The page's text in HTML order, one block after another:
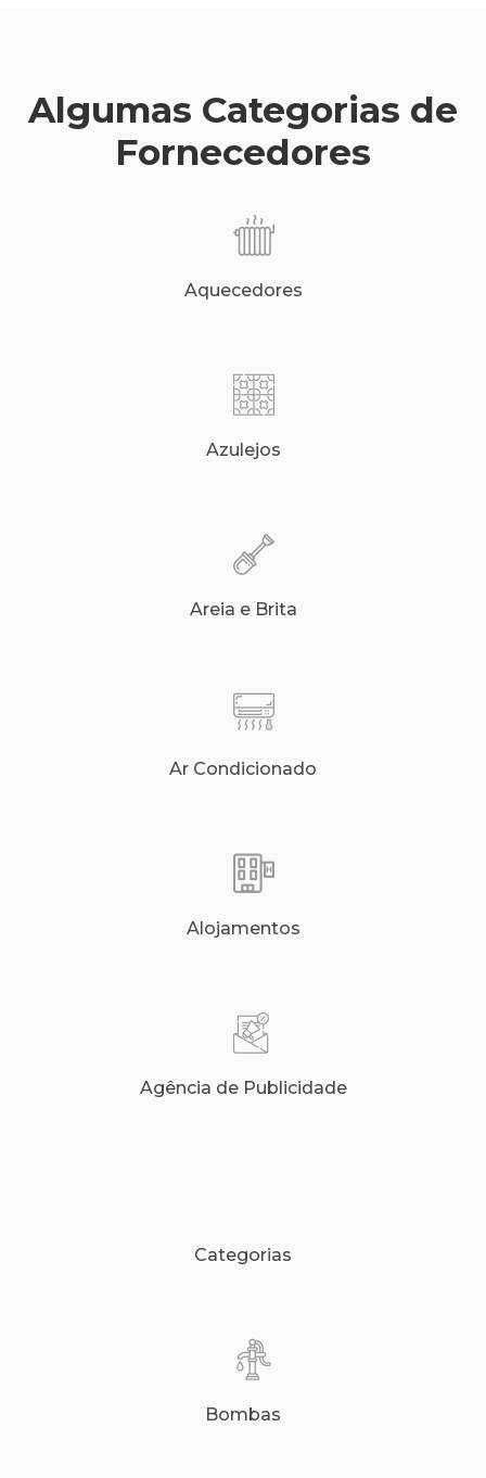
Algumas Categorias de
Fornecedores
Aquecedores
Azulejos
Areia e Brita
Ar Condicionado
Alojamentos
Agência de Publicidade
Categorias
Bombas